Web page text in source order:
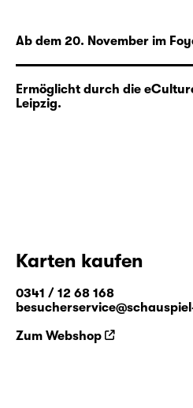
Ab dem 20. November im
Ermöglicht durch die
Leipzig.
Karten kaufen
0341 / 12 68 168
Zum Webshop